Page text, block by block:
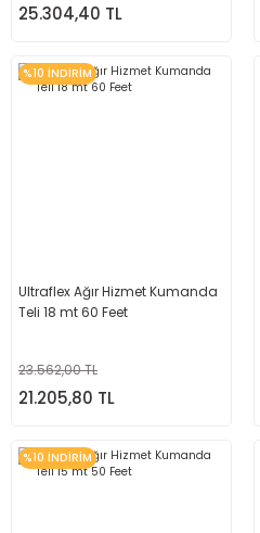
25.304,40 TL
%10 İNDİRİM
Ultraflex Ağır Hizmet Kumanda
Teli 18 mt 60 Feet
23.562,00 TL
21.205,80 TL
%10 İNDİRİM